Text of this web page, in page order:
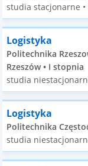
studia stacjonarne •
Logistyka
Politechnika
Rzeszów • I stopnia
studia
Logistyka
Politechnika
studia